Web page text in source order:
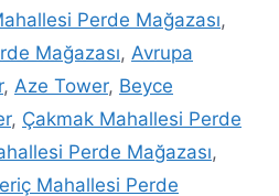
Perde Mağazası,
Mağazası, Avrupa
, Aze Tower, Beyce
, Çakmak Mahallesi Perde
Perde Mağazası,
Mahallesi Perde